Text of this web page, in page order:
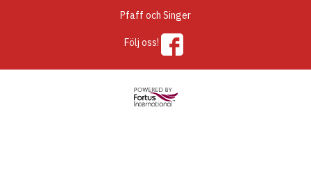
Pfaff och Singer
Följ oss!